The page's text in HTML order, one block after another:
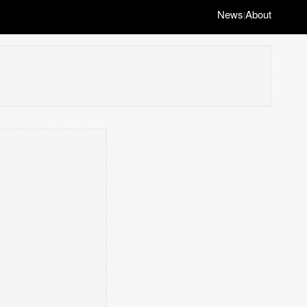
News|About